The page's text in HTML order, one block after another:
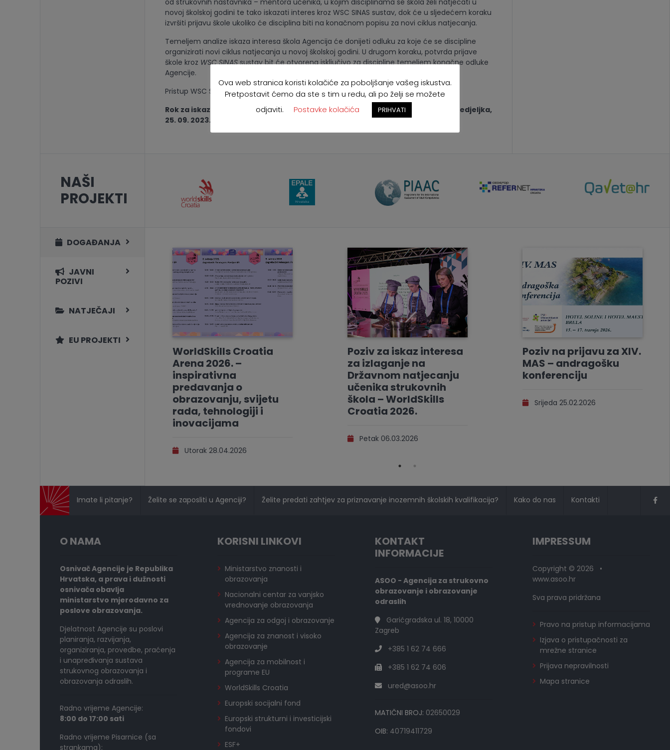
od strukovnih nastavnika – mentora učenika, u kojim disciplinama se škola želi natjecati u
novoj školskoj godini te tako iskazati interes kroz WSC SINAS sustav, dok će u sljedećem koraku
izvršiti prijavu škole ukoliko će disciplina biti na konačnom popisu za novi ciklus natjecanja.
Temeljem analize iskaza interesa škola Agencija će donijeti odluku za koje će se discipline
organizirati novi ciklus natjecanja u novoj školskoj godini. U drugom koraku, potvrda prijave
škole kroz WSC SINASsustav bit će otvorena isključivo za discipline temeljem konačne odluke
Agencije.
Pristup WSC SINAS sustavu:https://worldskills.asoo.hr
Rok za iskaz interesa putem WSC SINAS sustava: od petka, 15. 09. 2023. do ponedjeljka,
25. 09. 2023.
NAŠI
PROJEKTI
DOGAĐANJA
JAVNI
POZIVI
NATJEČAJI
EU PROJEKTI
WorldSkills Croatia
Arena 2026. –
inspirativna
predavanja o
obrazovanju, svijetu
rada, tehnologiji i
inovacijama
Utorak 28.04.2026
Poziv za iskaz interesa
za izlaganje na
Državnom natjecanju
učenika strukovnih
škola – WorldSkills
Croatia 2026.
Petak 06.03.2026
Poziv na prijavu za XIV.
MAS – andragošku
konferenciju
Srijeda 25.02.2026
Imate li pitanje? Želite se zaposliti u Agenciji? Želite predati zahtjev za priznavanje inozemnih školskih kvalifikacija? Kako do nas Kontakti
O NAMA
Osnivač Agencije je Republika
Hrvatska, a prava i dužnosti
osnivača obavlja
ministarstvo mjerodavno za
poslove obrazovanja.
Djelatnost Agencije su poslovi
planiranja, razvijanja,
organiziranja, provedbe, praćenja
i unapređivanja sustava
strukovnog obrazovanja i
obrazovanja odraslih.
Radno vrijeme Agencije:
8:00 do 17:00 sati
Radno vrijeme Pisarnice (sa
strankama):
KORISNI LINKOVI
Ministarstvo znanosti i
obrazovanja
Nacionalni centar za vanjsko
vrednovanje obrazovanja
Agencija za odgoj i obrazovanje
Agencija za znanost i visoko
obrazovanje
Agencija za mobilnost i
programe EU
WorldSkills Croatia
Europski socijalni fond
Europski strukturni i investicijski
fondovi
ESF+
KONTAKT
INFORMACIJE
ASOO - Agencija za strukovno
obrazovanje i obrazovanje
odraslih
Garićgradska ul. 18, 10000
Zagreb
+385 1 62 74 666
+385 1 62 74 606
ured@asoo.hr
MATIČNI BROJ: 02650029
OIB: 40719411729
IMPRESSUM
Copyright © 2026 •
www.asoo.hr
Sva prava pridržana
Pravo na pristup informacijama
Izjava o pristupačnosti za
mrežne stranice
Prijava nepravilnosti
Mapa stranice
Ova web stranica koristi kolačiće za poboljšanje vašeg iskustva.
Pretpostavit ćemo da ste s tim u redu, ali po želji se možete
odjaviti.
Postavke kolačića PRIHVATI